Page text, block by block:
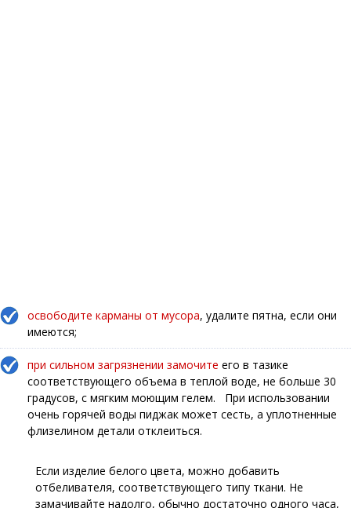
освободите карманы от мусора, удалите пятна, если они
имеются;
при сильном загрязнении замочите его в тазике
соответствующего объема в теплой воде, не больше 30
градусов, с мягким моющим гелем. При использовании
очень горячей воды пиджак может сесть, а уплотненные
флизелином детали отклеиться.
Если изделие белого цвета, можно добавить
отбеливателя, соответствующего типу ткани. Не
замачивайте надолго, обычно достаточно одного часа,